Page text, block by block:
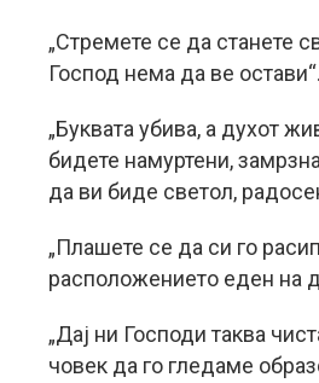
„Стремете се да станете
Господ нема да ве остави“.
„Буквата убива, а духот
бидете намуртени,
да ви биде светол,
„Плашете се да си го
расположението еден на
„Дај ни Господи таква
човек да го гледаме